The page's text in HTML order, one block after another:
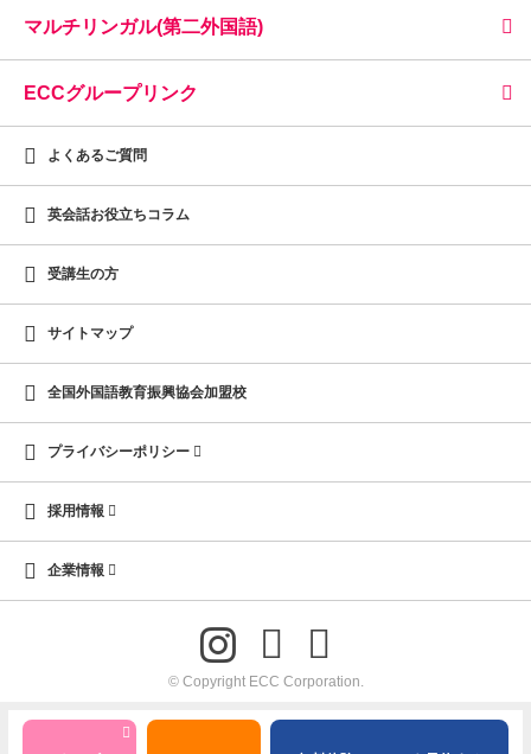
マルチリンガル(第二外国語)
ECCグループリンク
よくあるご質問
英会話お役立ちコラム
受講生の方
サイトマップ
全国外国語教育振興協会加盟校
プライバシーポリシー
採用情報
企業情報
© Copyright ECC Corporation.